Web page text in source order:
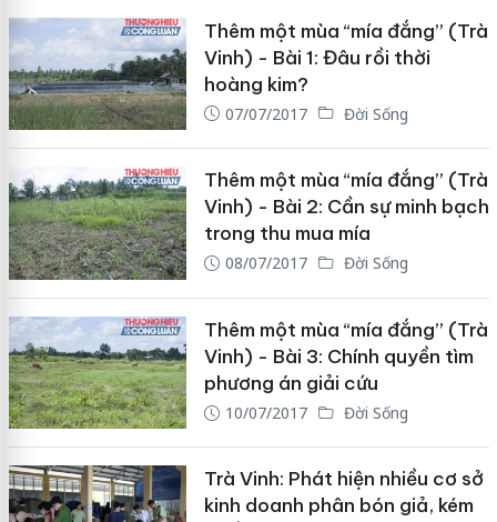
Thêm một mùa “mía đắng” (Trà
Vinh) - Bài 1: Đâu rồi thời
hoàng kim?
07/07/2017 Đời Sống
Thêm một mùa “mía đắng” (Trà
Vinh) - Bài 2: Cần sự minh bạch
trong thu mua mía
08/07/2017 Đời Sống
Thêm một mùa “mía đắng” (Trà
Vinh) - Bài 3: Chính quyền tìm
phương án giải cứu
10/07/2017 Đời Sống
Trà Vinh: Phát hiện nhiều cơ sở
kinh doanh phân bón giả, kém